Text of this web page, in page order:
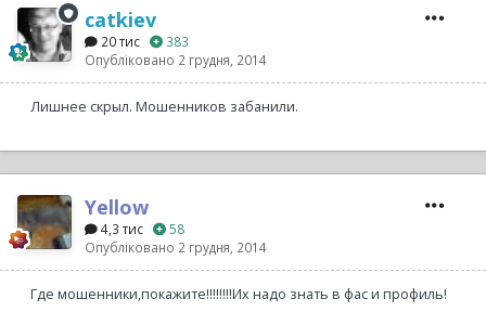
catkiev
20 тис
383
Опубліковано 2 грудня, 2014
Лишнее скрыл. Мошенников забанили.
Yellow
4,3 тис
58
Опубліковано 2 грудня, 2014
Где мошенники,покажите!!!!!!!!Их надо знать в фас и профиль!